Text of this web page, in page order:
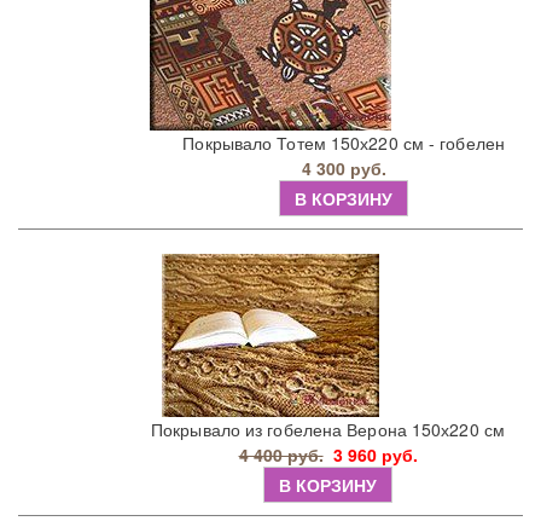
Покрывало Тотем 150х220 см - гобелен
4 300 руб.
В КОРЗИНУ
Покрывало из гобелена Верона 150х220 см
4 400 руб. 3 960 руб.
В КОРЗИНУ